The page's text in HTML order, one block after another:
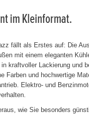
im Kleinformat.
fällt als Erstes auf: Die
mit einem eleganten
kraftvoller Lackierung und
Farben und hochwertige
Elektro- und
wie Sie besonders